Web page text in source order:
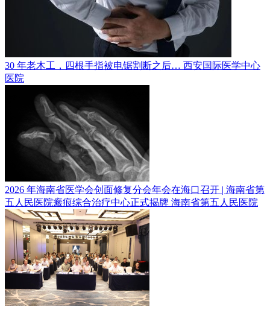
30 年老木工，四根手指被电锯割断之后… 西安国际医学中心
医院
2026 年海南省医学会创面修复分会年会在海口召开 | 海南省第
五人民医院瘢痕综合治疗中心正式揭牌 海南省第五人民医院